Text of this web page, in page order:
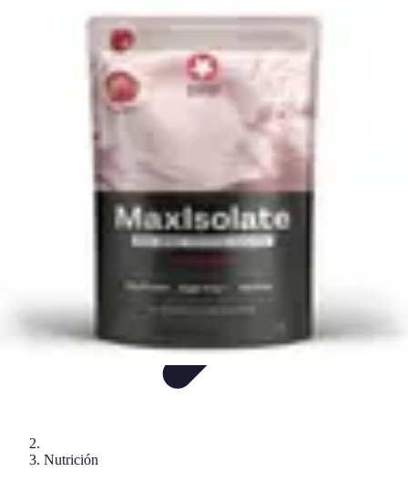
Consejos Salud
Estilo de Vida Nutrición InmunidadSalud Inmunológica
Consejos Salud
Nutrición